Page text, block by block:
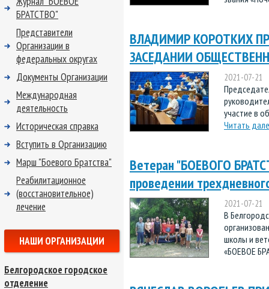
ВЛАДИМИР КОРОТКИХ
ЗАСЕДАНИИ
2021-07-21
участие в
Читать
Ветеран "БОЕВОГО
проведении
2021-07-21
В
школы и
«БОЕВОЕ
БРАТСТВО"
Представители
Организации в
федеральных округах
Документы Организации
Международная
деятельность
Историческая справка
Вступить в Организацию
Марш "Боевого Братства"
Реабилитационное
(восстановительное)
лечение
НАШИ ОРГАНИЗАЦИИ
Белгородское городское
отделение